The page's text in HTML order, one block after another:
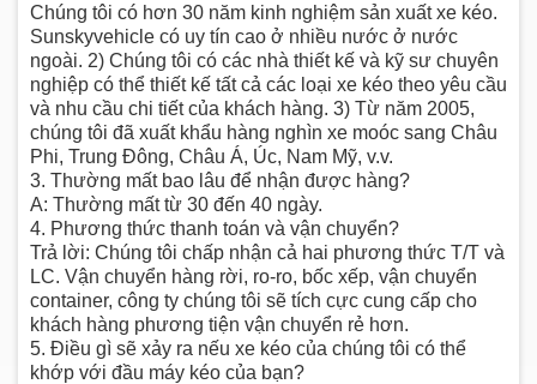
Chúng tôi có hơn 30 năm kinh nghiệm sản xuất xe kéo.
Sunskyvehicle có uy tín cao ở nhiều nước ở nước
ngoài. 2) Chúng tôi có các nhà thiết kế và kỹ sư chuyên
nghiệp có thể thiết kế tất cả các loại xe kéo theo yêu cầu
và nhu cầu chi tiết của khách hàng. 3) Từ năm 2005,
chúng tôi đã xuất khẩu hàng nghìn xe moóc sang Châu
Phi, Trung Đông, Châu Á, Úc, Nam Mỹ, v.v.
3. Thường mất bao lâu để nhận được hàng?
A: Thường mất từ ​​30 đến 40 ngày.
4. Phương thức thanh toán và vận chuyển?
Trả lời: Chúng tôi chấp nhận cả hai phương thức T/T và
LC. Vận chuyển hàng rời, ro-ro, bốc xếp, vận chuyển
container, công ty chúng tôi sẽ tích cực cung cấp cho
khách hàng phương tiện vận chuyển rẻ hơn.
5. Điều gì sẽ xảy ra nếu xe kéo của chúng tôi có thể
khớp với đầu máy kéo của bạn?